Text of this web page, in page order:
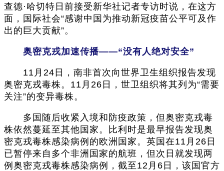
查德·哈切特日前接受新华社记者专访时说，在这方
面，国际社会“感谢中国为推动新冠疫苗公平可及作
出的巨大贡献”。
奥密克戎加速传播——“没有人绝对安全”
11月24日，南非首次向世界卫生组织报告发现
奥密克戎毒株。11月26日，世卫组织将其列为“需要
关注”的变异毒株。
多国随后收紧入境和防疫政策，但奥密克戎毒
株依然蔓延至其他国家。比利时是最早报告发现奥
密克戎毒株感染病例的欧洲国家。英国在11月26日
已暂停来自多个非洲国家的航班，但次日就发现两
例奥密克戎毒株感染病例，截至12月6日，该国官方